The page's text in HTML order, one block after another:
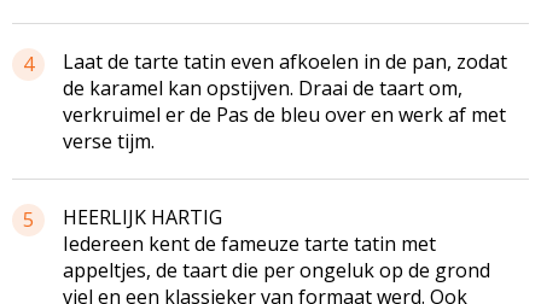
4
Laat de tarte tatin even afkoelen in de pan, zodat
de karamel kan opstijven. Draai de taart om,
verkruimel er de Pas de bleu over en werk af met
verse tijm.
5
HEERLIJK HARTIG
Iedereen kent de fameuze tarte tatin met
appeltjes, de taart die per ongeluk op de grond
viel en een klassieker van formaat werd. Ook